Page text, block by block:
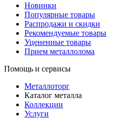
Новинки
Популярные товары
Распродажи и скидки
Рекомендуемые товары
Уцененные товары
Прием металлолома
Помощь и сервисы
Металлоторг
Каталог металла
Коллекции
Услуги